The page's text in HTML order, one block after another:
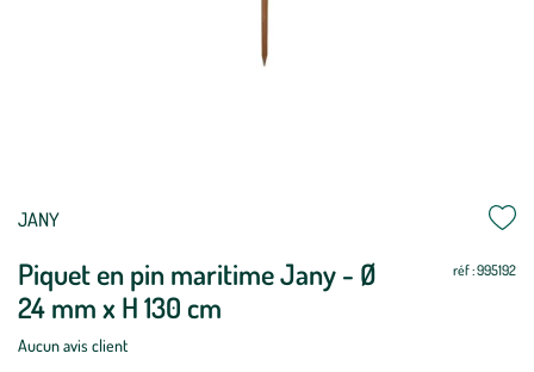
JANY
Piquet en pin maritime Jany - Ø
24 mm x H 130 cm
réf : 995192
Aucun avis client
Mettre
jour
Mettre
jour